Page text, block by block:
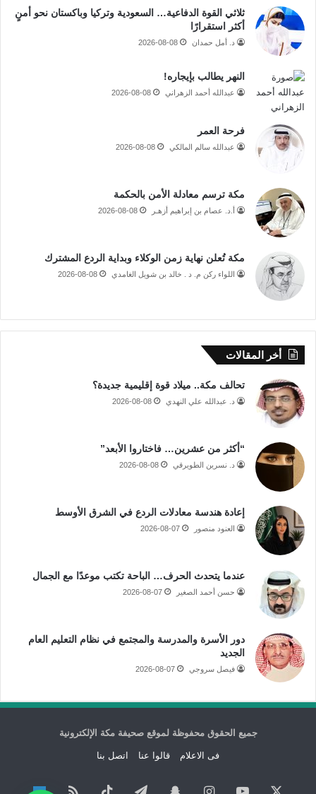
ثلاثي القوة الدفاعية… السعودية وتركيا وباكستان نحو أمنٍ
أكثر استقرارًا
د. أمل حمدان 2026-08-08
النهر يطالب بإيجاره!
عبدالله أحمد الزهراني 2026-08-08
فرحة العمر
عبدالله سالم المالكي 2026-08-08
مكة ترسم معادلة الأمن بالحكمة
أ.د. عصام بن إبراهيم أزهـر 2026-08-08
مكة تُعلن نهاية زمن الوكلاء وبداية الردع المشترك
اللواء ركن م. د . خالد بن شويل الغامدي 2026-08-08
أخر المقالات
تحالف مكة.. ميلاد قوة إقليمية جديدة؟
د. عبدالله علي النهدي 2026-08-08
“أكثر من عشرين… فاختاروا الأبعد”
د. نسرين الطويرقي 2026-08-08
إعادة هندسة معادلات الردع في الشرق الأوسط
العنود منصور 2026-08-07
عندما يتحدث الحرف… الباحة تكتب موعدًا مع الجمال
حسن أحمد الصغير 2026-08-07
دور الأسرة والمدرسة والمجتمع في نظام التعليم العام
الجديد
فيصل سروجي 2026-08-07
جميع الحقوق محفوظة لموقع صحيفة مكة الإلكترونية
فى الاعلام قالوا عنا اتصل بنا